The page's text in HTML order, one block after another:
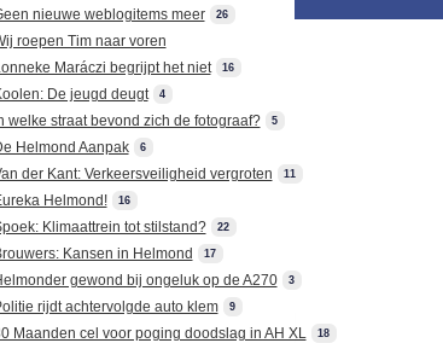
nieuwe weblogitems meer 26
roepen Tim naar voren
Maráczi begrijpt het niet
16
De jeugd deugt 4
welke straat bevond zich de fotograaf? 5
Helmond Aanpak 6
der Kant: Verkeersveiligheid vergroten 11
Helmond! 16
Klimaattrein tot stilstand? 22
Kansen in Helmond 17
gewond bij ongeluk op de A270 3
rijdt achtervolgde auto klem 9
Maanden cel voor poging doodslag in AH XL 18